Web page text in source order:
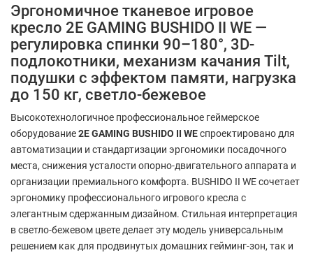
Эргономичное тканевое игровое
кресло 2E GAMING BUSHIDO II WE —
регулировка спинки 90–180°, 3D-
подлокотники, механизм качания Tilt,
подушки с эффектом памяти, нагрузка
до 150 кг, светло-бежевое
Высокотехнологичное профессиональное геймерское
оборудование2E GAMING BUSHIDO II WEспроектировано для
автоматизации и стандартизации эргономики посадочного
места, снижения усталости опорно-двигательного аппарата и
организации премиального комфорта. BUSHIDO II WE сочетает
эргономику профессионального игрового кресла с
элегантным сдержанным дизайном. Стильная интерпретация
в светло-бежевом цвете делает эту модель универсальным
решением как для продвинутых домашних гейминг-зон, так и